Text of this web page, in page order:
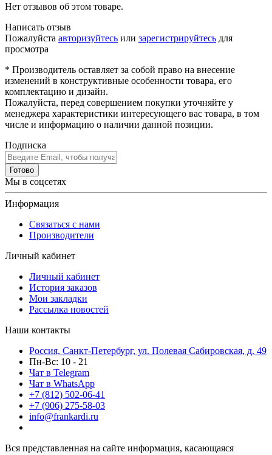
Нет отзывов об этом товаре.
Написать отзыв
Пожалуйста авторизуйтесь или зарегистрируйтесь для
просмотра
* Производитель оставляет за собой право на внесение
изменений в конструктивные особенности товара, его
комплектацию и дизайн.
Пожалуйста, перед совершением покупки уточняйте у
менеджера характеристики интересующего вас товара, в том
числе и информацию о наличии данной позиции.
Подписка
Готово
Мы в соцсетях
Информация
Связаться с нами
Производители
Личный кабинет
Личный кабинет
История заказов
Мои закладки
Рассылка новостей
Наши контакты
Россия, Санкт-Петербург, ул. Полевая Сабировская, д. 49
Пн-Вс: 10 - 21
Чат в Telegram
Чат в WhatsApp
+7 (812) 502-06-41
+7 (906) 275-58-03
info@frankardi.ru
Вся представленная на сайте информация, касающаяся